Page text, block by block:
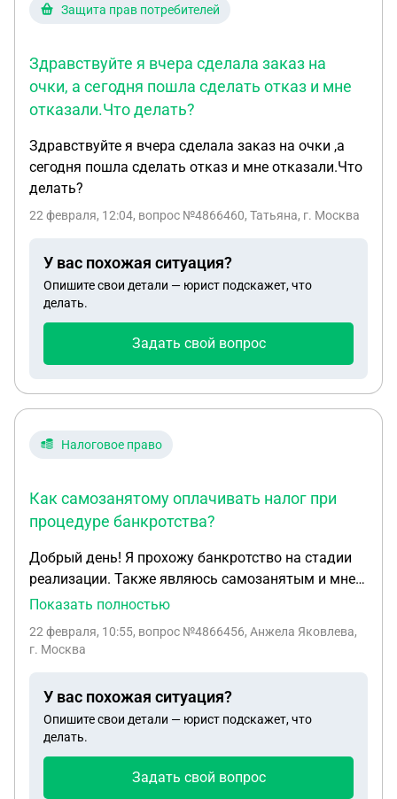
Защита прав потребителей
Здравствуйте я вчера сделала заказ на
очки, а сегодня пошла сделать отказ и мне
отказали.Что делать?
Здравствуйте я вчера сделала заказ на очки ,а
сегодня пошла сделать отказ и мне отказали.Что
делать?
22 февраля, 12:04, вопрос №4866460, Татьяна, г. Москва
У вас похожая ситуация?
Опишите свои детали — юрист подскажет, что
делать.
Задать свой вопрос
Налоговое право
Как самозанятому оплачивать налог при
процедуре банкротства?
Добрый день! Я прохожу банкротство на стадии
реализации. Также являюсь самозанятым и мне
нужно ежемесячно оплачивать налог.
третьего лица. Деньги поступают на единый
по оплате налога отменяется и деньги уходят в
конкурсную массу. Получается я должник по
налогам, чего очень бы не хотелось. Как
оплачивать этот налог?
Показать полностью
22 февраля, 10:55, вопрос №4866456, Анжела Яковлева,
г. Москва
У вас похожая ситуация?
Опишите свои детали — юрист подскажет, что
делать.
Задать свой вопрос